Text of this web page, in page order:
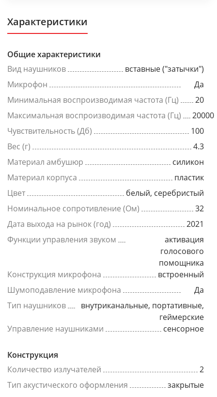
Характеристики
Общие характеристики
Вид наушников
вставные ("затычки")
Микрофон
Да
Минимальная воспроизводимая частота (Гц)
20
Максимальная воспроизводимая частота (Гц)
20000
Чувствительность (Дб)
100
Вес (г)
4.3
Материал амбушюр
силикон
Материал корпуса
пластик
Цвет
белый, серебристый
Номинальное сопротивление (Ом)
32
Дата выхода на рынок (год)
2021
Функции управления звуком
активация
голосового
помощника
Конструкция микрофона
встроенный
Шумоподавление микрофона
Да
Тип наушников
внутриканальные, портативные,
геймерские
Управление наушниками
сенсорное
Конструкция
Количество излучателей
2
Тип акустического оформления
закрытые